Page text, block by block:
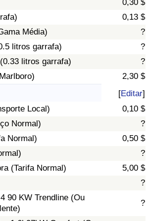
0,30 $
0,13 $
Média)
?
litros garrafa)
?
litros garrafa)
?
2,30 $
[Editar]
Local)
0,10 $
Normal)
?
Normal)
0,50 $
?
(Tarifa Normal)
5,00 $
?
90 KW Trendline (Ou
?
(Atual)
por País